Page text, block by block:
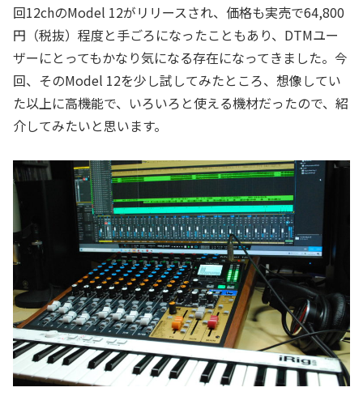
回12chのModel 12がリリースされ、価格も実売で64,800
円（税抜）程度と手ごろになったこともあり、DTMユー
ザーにとってもかなり気になる存在になってきました。今
回、そのModel 12を少し試してみたところ、想像してい
た以上に高機能で、いろいろと使える機材だったので、紹
介してみたいと思います。